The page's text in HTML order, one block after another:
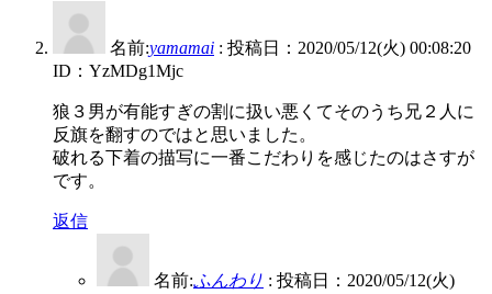
名前:yamamai : 投稿日：2020/05/12(火) 00:08:20
ID：YzMDg1Mjc
狼３男が有能すぎの割に扱い悪くてそのうち兄２人に
反旗を翻すのではと思いました。
破れる下着の描写に一番こだわりを感じたのはさすが
です。
返信
名前:ふんわり : 投稿日：2020/05/12(火)